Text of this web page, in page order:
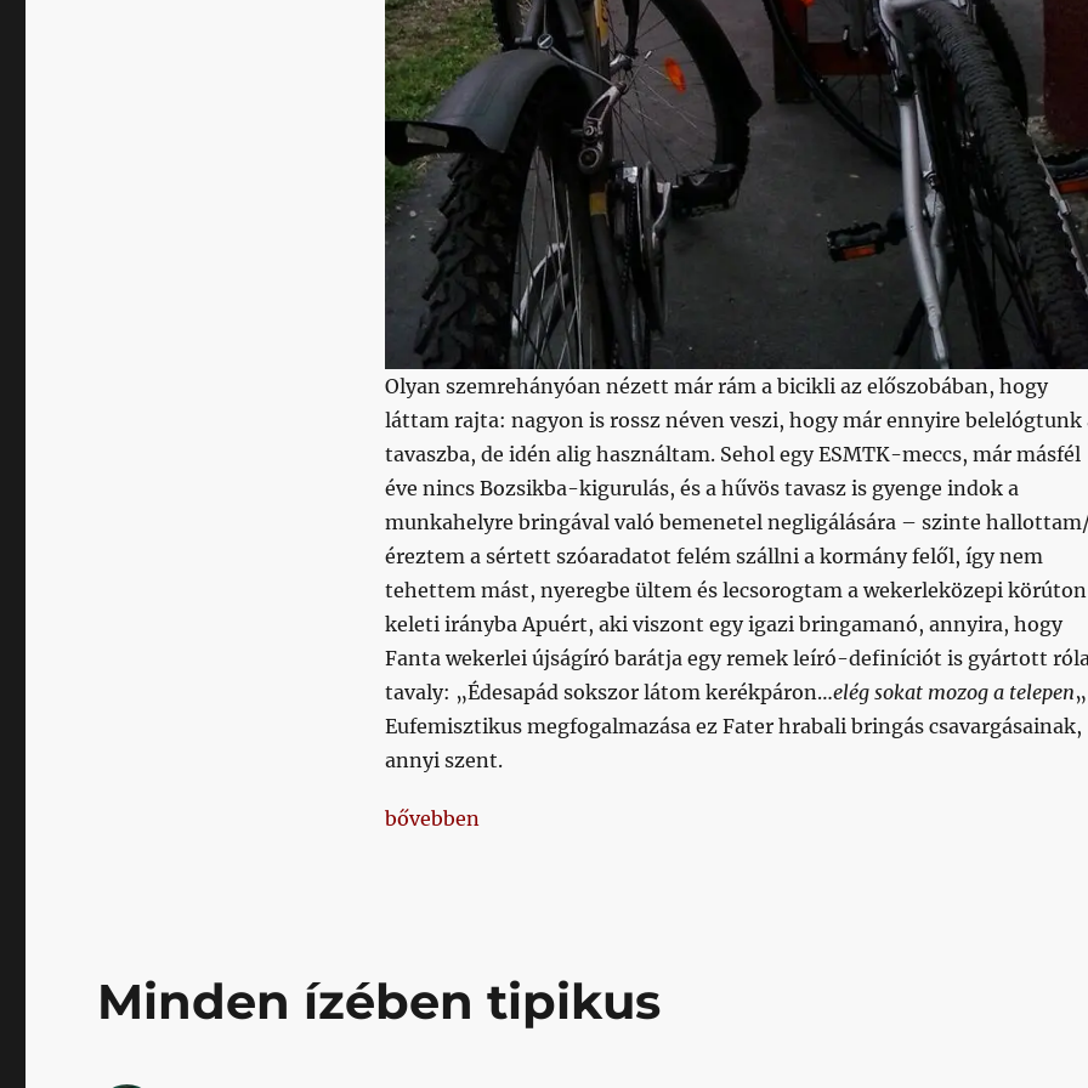
Olyan szemrehányóan nézett már rám a bicikli az előszobában, hogy
láttam rajta: nagyon is rossz néven veszi, hogy már ennyire belelógtunk
tavaszba, de idén alig használtam. Sehol egy ESMTK-meccs, már másfél
éve nincs Bozsikba-kigurulás, és a hűvös tavasz is gyenge indok a
munkahelyre bringával való bemenetel negligálására – szinte
éreztem a sértett szóaradatot felém szállni a kormány felől, így nem
tehettem mást, nyeregbe ültem és lecsorogtam a wekerleközepi körúton
keleti irányba Apuért, aki viszont egy igazi bringamanó, annyira, hogy
Fanta wekerlei újságíró barátja egy remek leíró-definíciót is gyártott
tavaly: „Édesapád sokszor látom kerékpáron…elég sokat mozog a telepen
Eufemisztikus megfogalmazása ez Fater hrabali bringás csavargásainak,
annyi szent.
„Akadémiától Parókáig”
bővebben
Minden ízében tipikus